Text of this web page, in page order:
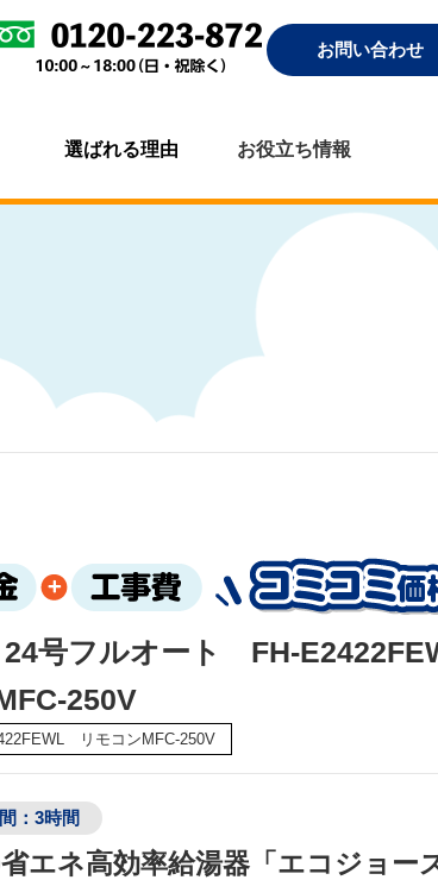
お問い合わせ
選ばれる理由 お役立ち情報
号フルオート FH-
250V
リモコンMFC-250V
：3時間
エネ高効率給湯器「エコジョー